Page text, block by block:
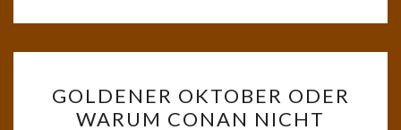
OKTOBER
ODER
GOLDENER OKTOBER ODER
WARUM CONAN NICHT